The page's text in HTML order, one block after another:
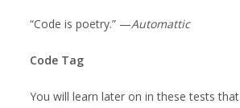
“Code is poetry.” —Automattic
Code Tag
You will learn later on in these tests that